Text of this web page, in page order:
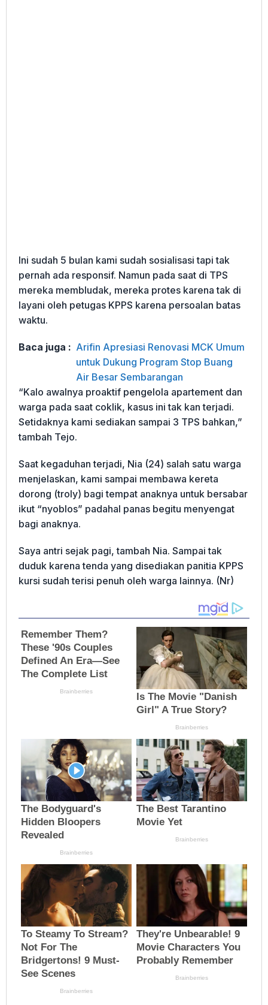
Ini sudah 5 bulan kami sudah sosialisasi tapi tak
pernah ada responsif. Namun pada saat di TPS
mereka membludak, mereka protes karena tak di
layani oleh petugas KPPS karena persoalan batas
waktu.
Baca juga : Arifin Apresiasi Renovasi MCK Umum
untuk Dukung Program Stop Buang
Air Besar Sembarangan
“Kalo awalnya proaktif pengelola apartement dan
warga pada saat coklik, kasus ini tak kan terjadi.
Setidaknya kami sediakan sampai 3 TPS bahkan,”
tambah Tejo.
Saat kegaduhan terjadi, Nia (24) salah satu warga
menjelaskan, kami sampai membawa kereta
dorong (troly) bagi tempat anaknya untuk bersabar
ikut “nyoblos” padahal panas begitu menyengat
bagi anaknya.
Saya antri sejak pagi, tambah Nia. Sampai tak
duduk karena tenda yang disediakan panitia KPPS
kursi sudah terisi penuh oleh warga lainnya. (Nr)